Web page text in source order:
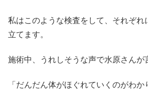
私はこのような検査をして、それぞれ
立てます。
施術中、うれしそうな声で水原さんが
「だんだん体がほぐれていくのがわか